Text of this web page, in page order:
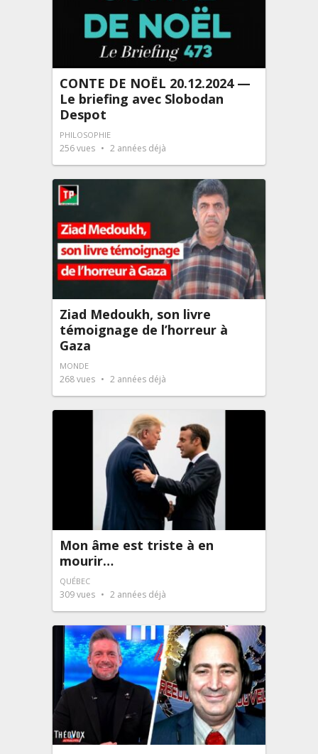
CONTE DE NOËL 20.12.2024 —
Le briefing avec Slobodan
Despot
PHILOSOPHIE
256vues 2 années déjà
Ziad Medoukh, son livre
témoignage de l’horreur à
Gaza
MONDE
268vues 2 années déjà
Mon âme est triste à en
mourir…
QUÉBEC
309vues 2 années déjà